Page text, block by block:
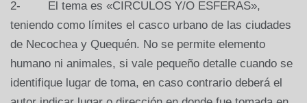
2- El tema es «CIRCULOS Y/O ESFERAS»,
teniendo como límites el casco urbano de las ciudades
de Necochea y Quequén. No se permite elemento
humano ni animales, si vale pequeño detalle cuando se
identifique lugar de toma, en caso contrario deberá el